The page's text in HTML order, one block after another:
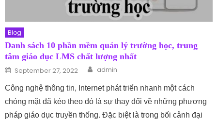
Blog
Danh sách 10 phần mềm quản lý trường học, trung
tâm giáo dục LMS chất lượng nhất
Posted on
September 27, 2022 Author
admin
Công nghệ thông tin, Internet phát triển nhanh một cách
chóng mặt đã kéo theo đó là sự thay đổi về những phương
pháp giáo dục truyền thống. Đặc biệt là trong bối cảnh đại